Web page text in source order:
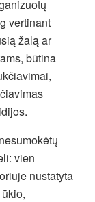
vertinant
žalą ar
būtina
vien
nustatyta